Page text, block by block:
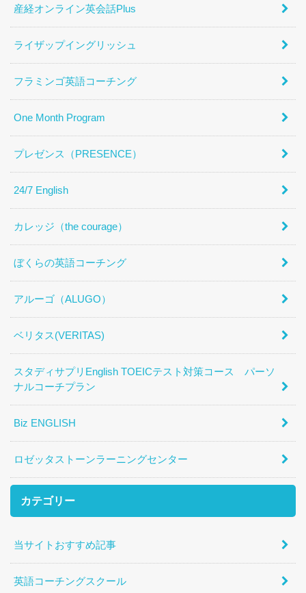
産経オンライン英会話Plus
ライザップイングリッシュ
フラミンゴ英語コーチング
One Month Program
プレゼンス（PRESENCE）
24/7 English
カレッジ（the courage）
ぼくらの英語コーチング
アルーゴ（ALUGO）
ベリタス(VERITAS)
スタディサプリEnglish TOEICテスト対策コース パーソ
ナルコーチプラン
Biz ENGLISH
ロゼッタストーンラーニングセンター
カテゴリー
当サイトおすすめ記事
英語コーチングスクール